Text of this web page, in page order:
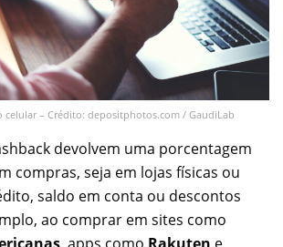
celular – Crédito: depositphotos.com / GaudiLab
devolvem uma porcentagem
compras, seja em lojas físicas ou
saldo em conta ou descontos
ao comprar em sites como